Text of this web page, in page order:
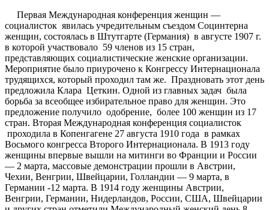
Первая Международная конференция женщин —
социалисток явилась учредительным съездом Социнтерна
женщин, состоялась в Штутгарте (Германия) в августе 1907 г.
в которой участвовало 59 членов из 15 стран,
представляющих социалистические женские организации.
Мероприятие было приурочено к Конгрессу Интернационала
трудящихся, который проходил там же. Праздновать этот день
предложила Клара Цеткин. Одной из главных задач была
борьба за всеобщее избирательное право для женщин. Это
предложение получило одобрение, более 100 женщин из 17
стран. Вторая Международная конференция социалисток
проходила в Копенгагене 27 августа 1910 года в рамках
Восьмого конгресса Второго Интернационала. В 1913 году
женщины впервые вышли на митинги во Франции и России
— 2 марта, массовые демонстрации прошли в Австрии,
Чехии, Венгрии, Швейцарии, Голландии — 9 марта, в
Германии -12 марта. В 1914 году женщины Австрии,
Венгрии, Германии, Нидерландов, России, США, Швейцарии